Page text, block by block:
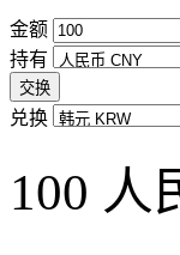
金额
持有
交换
兑换
100 人